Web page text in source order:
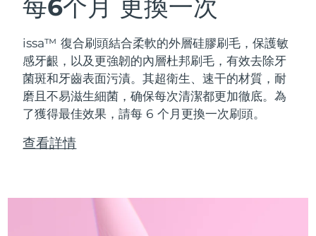
每6个月 更換一次
issa™ 復合刷頭結合柔軟的外層硅膠刷毛，保護敏
感牙齦，以及更強韌的內層杜邦刷毛，有效去除牙
菌斑和牙齒表面污漬。其超衛生、速干的材質，耐
磨且不易滋生細菌，确保每次清潔都更加徹底。為
了獲得最佳效果，請每 6 个月更換一次刷頭。
查看詳情